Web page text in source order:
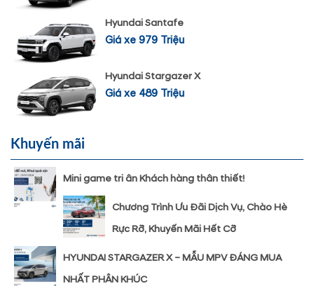
Hyundai Santafe
Giá xe 979 Triệu
Hyundai Stargazer X
Giá xe 489 Triệu
Khuyến mãi
Mini game tri ân Khách hàng thân thiết!
Chương Trình Ưu Đãi Dịch Vụ, Chào Hè
Rực Rỡ, Khuyến Mãi Hết Cỡ
HYUNDAI STARGAZER X – MẪU MPV ĐÁNG MUA
NHẤT PHÂN KHÚC